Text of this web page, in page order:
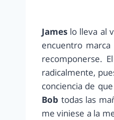
James lo lleva al
encuentro
recomponerse.
radicalmente,
conciencia de
Bob todas las
me viniese a la